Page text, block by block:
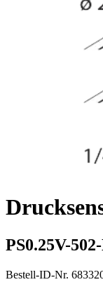
PS0.25V-
Bestell-ID-Nr.